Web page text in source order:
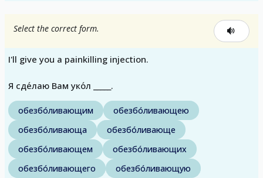
Select the correct form.
I'll give you a painkilling injection.
Я сде́лаю Вам уко́л _____.
обезбо́ливающим
обезбо́ливающею
обезбо́ливающа
обезбо́ливающе
обезбо́ливающем
обезбо́ливающих
обезбо́ливающего
обезбо́ливающую